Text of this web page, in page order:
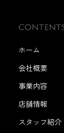
ホーム
会社概要
事業内容
店舗情報
スタッフ紹介